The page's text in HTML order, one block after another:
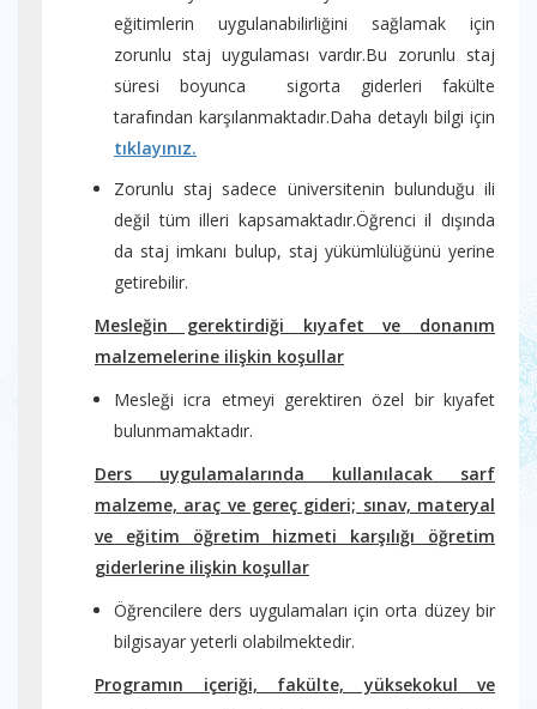
eğitimlerin uygulanabilirliğini sağlamak için
zorunlu staj uygulaması vardır.Bu zorunlu staj
süresi boyunca sigorta giderleri fakülte
tarafından karşılanmaktadır.Daha detaylı bilgi için
tıklayınız.
Zorunlu staj sadece üniversitenin bulunduğu ili
değil tüm illeri kapsamaktadır.Öğrenci il dışında
da staj imkanı bulup, staj yükümlülüğünü yerine
getirebilir.
Mesleğin gerektirdiği kıyafet ve donanım
malzemelerine ilişkin koşullar
Mesleği icra etmeyi gerektiren özel bir kıyafet
bulunmamaktadır.
Ders uygulamalarında kullanılacak sarf
malzeme, araç ve gereç gideri; sınav, materyal
ve eğitim öğretim hizmeti karşılığı öğretim
giderlerine ilişkin koşullar
Öğrencilere ders uygulamaları için orta düzey bir
bilgisayar yeterli olabilmektedir.
Programın içeriği, fakülte, yüksekokul ve